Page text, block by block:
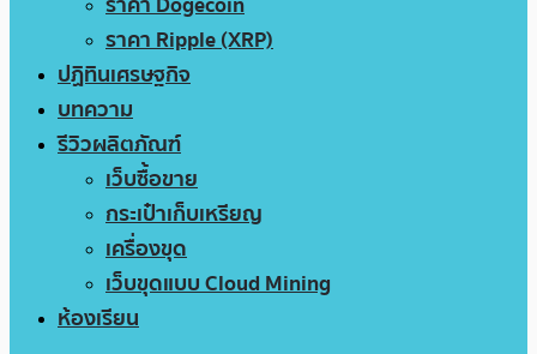
ราคา Ripple (XRP)
ปฏิทินเศรษฐกิจ
บทความ
รีวิวผลิตภัณฑ์
เว็บซื้อขาย
กระเป๋าเก็บเหรียญ
เครื่องขุด
เว็บขุดแบบ Cloud Mining
ห้องเรียน